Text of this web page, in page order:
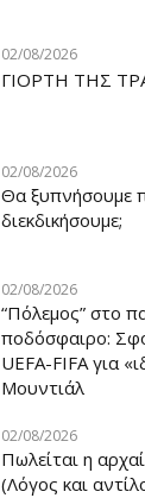
02/08/2026
ΓΙΟΡΤΗ ΤΗΣ
02/08/2026
Θα ξυπνήσουμε
διεκδικήσουμε;
02/08/2026
“Πόλεμος” στο
ποδόσφαιρο:
UEFA-FIFA για
Μουντιάλ
02/08/2026
Πωλείται η
(Λόγος και